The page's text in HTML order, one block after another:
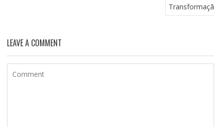
Transformação
LEAVE A COMMENT